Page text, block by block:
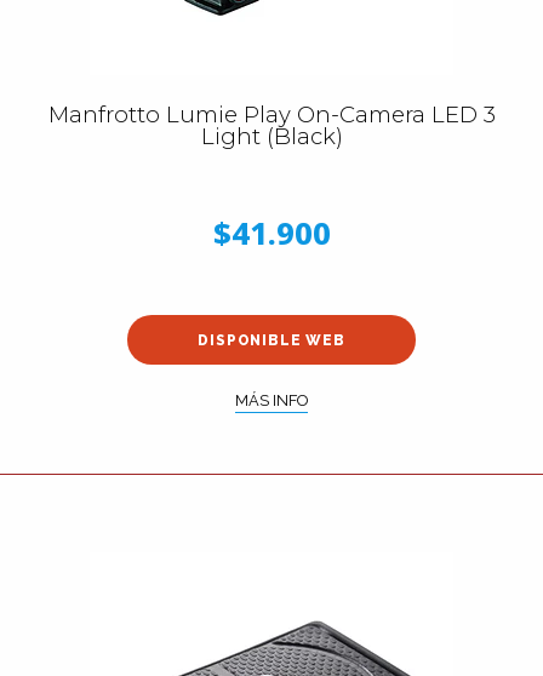
Manfrotto Lumie Play On-Camera LED 3
Light (Black)
$41.900
DISPONIBLE WEB
MÁS INFO